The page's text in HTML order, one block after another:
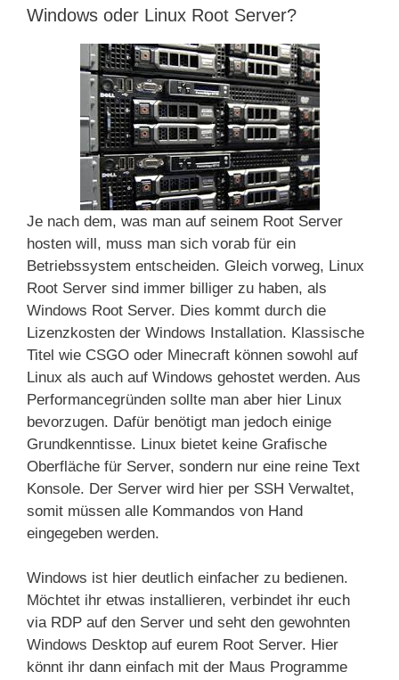
Windows oder Linux Root Server?
Je nach dem, was man auf seinem Root Server
hosten will, muss man sich vorab für ein
Betriebssystem entscheiden. Gleich vorweg, Linux
Root Server sind immer billiger zu haben, als
Windows Root Server. Dies kommt durch die
Lizenzkosten der Windows Installation. Klassische
Titel wie CSGO oder Minecraft können sowohl auf
Linux als auch auf Windows gehostet werden. Aus
Performancegründen sollte man aber hier Linux
bevorzugen. Dafür benötigt man jedoch einige
Grundkenntisse. Linux bietet keine Grafische
Oberfläche für Server, sondern nur eine reine Text
Konsole. Der Server wird hier per SSH Verwaltet,
somit müssen alle Kommandos von Hand
eingegeben werden.
Windows ist hier deutlich einfacher zu bedienen.
Möchtet ihr etwas installieren, verbindet ihr euch
via RDP auf den Server und seht den gewohnten
Windows Desktop auf eurem Root Server. Hier
könnt ihr dann einfach mit der Maus Programme